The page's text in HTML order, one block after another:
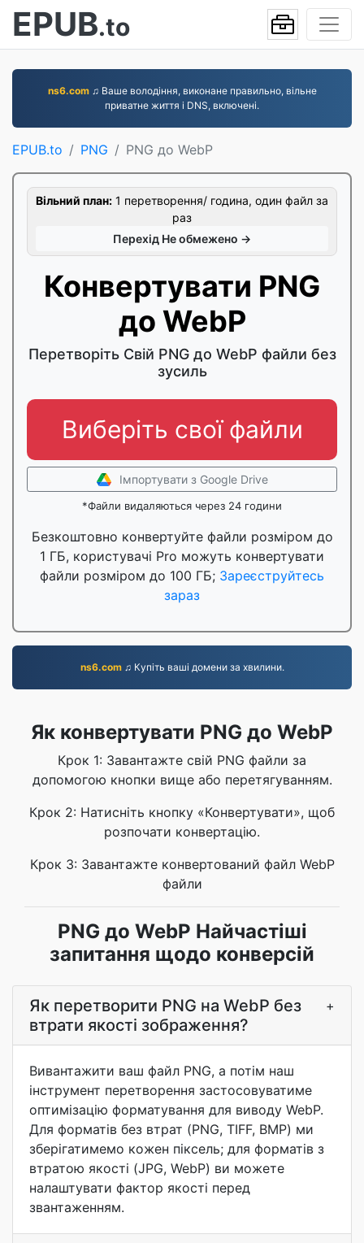
EPUB.to
ns6.com♫ Ваше володіння, виконане правильно, вільне
приватне життя і DNS, включені.
EPUB.to PNG PNG до WebP
Вільний план: 1 перетворення/ година, один файл за
раз
Перехід Не обмежено →
Конвертувати PNG
до WebP
Перетворіть Свій PNG до WebP файли без
зусиль
Виберіть свої файли
Імпортувати з Google Drive
*Файли видаляються через 24 години
Безкоштовно конвертуйте файли розміром до
1 ГБ, користувачі Pro можуть конвертувати
файли розміром до 100 ГБ; Зареєструйтесь
зараз
ns6.com♫ Купіть ваші домени за хвилини.
Як конвертувати PNG до WebP
Крок 1: Завантажте свій PNG файли за
допомогою кнопки вище або перетягуванням.
Крок 2: Натисніть кнопку «Конвертувати», щоб
розпочати конвертацію.
Крок 3: Завантажте конвертований файл WebP
файли
PNG до WebP Найчастіші
запитання щодо конверсій
Як перетворити PNG на WebP без
втрати якості зображення?
+
Вивантажити ваш файл PNG, а потім наш
інструмент перетворення застосовуватиме
оптимізацію форматування для виводу WebP.
Для форматів без втрат (PNG, TIFF, BMP) ми
зберігатимемо кожен піксель; для форматів з
втратою якості (JPG, WebP) ви можете
налаштувати фактор якості перед
звантаженням.